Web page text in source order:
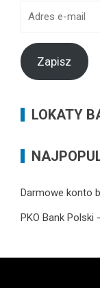
mail
Zapisz
LOKATY
Darmowe konto
PKO Bank Polski